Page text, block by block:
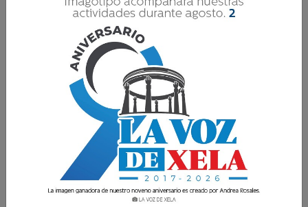
TRAGEDIA EN LA RUTA INTERAMERICANA: LA VOZ
DE XELA TRANSMITE EN VIVO DESDE EL LUGAR DEL
En un fatídico suceso ocurrido hoy en la ruta
Interamericana, cerca del redondel de Cuatro Caminos en
San Cristóbal Totonicapán, un bus pullman y un tráiler
colisionaron, desencadenando un voraz incendio que